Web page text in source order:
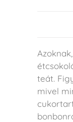
teát.
mivel